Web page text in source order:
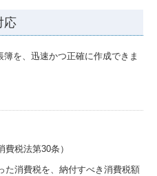
応
を、迅速かつ正確に作成できま
税法第30条）
た消費税を、納付すべき消費税額